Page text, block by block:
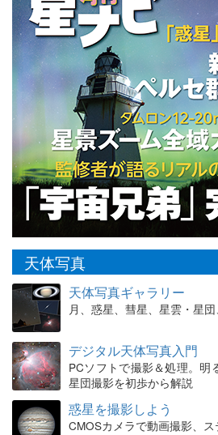
天体写真
天体写真ギャラリー
月、惑星、彗星、星雲・星
デジタル天体写真入門
PCソフトで撮影＆処理。明
星団撮影を初歩から解説
惑星を撮影しよう
CMOSカメラで動画撮影、